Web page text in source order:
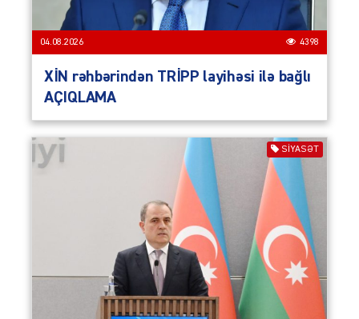
04.08.2026 4398
XİN rəhbərindən TRİPP layihəsi ilə bağlı
AÇIQLAMA
SIYASƏT